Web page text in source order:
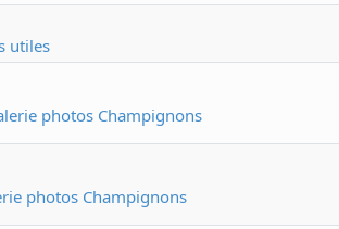
utiles
photos Champignons
photos Champignons